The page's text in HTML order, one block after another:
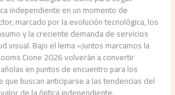
independiente en un momento de
marcado por la evolución tecnológica, los
y la creciente demanda de servicios
visual. Bajo el lema «Juntos marcamos la
Cione 2026 volverán a convertir
en puntos de encuentro para los
buscan anticiparse a las tendencias del